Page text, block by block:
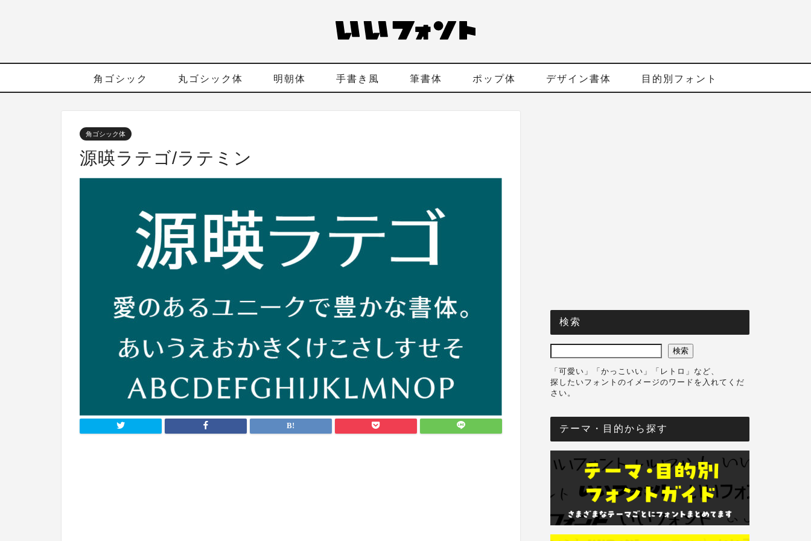
角ゴシック 丸ゴシック体 明朝体 手書き風 筆書体 ポップ体 デザイン書体 目的別フォント
角ゴシック体
源暎ラテゴ/ラテミン
検索
検索
「可愛い」「かっこいい」「レトロ」など、
探したいフォントのイメージのワードを入れてくだ
さい。
テーマ・目的から探す